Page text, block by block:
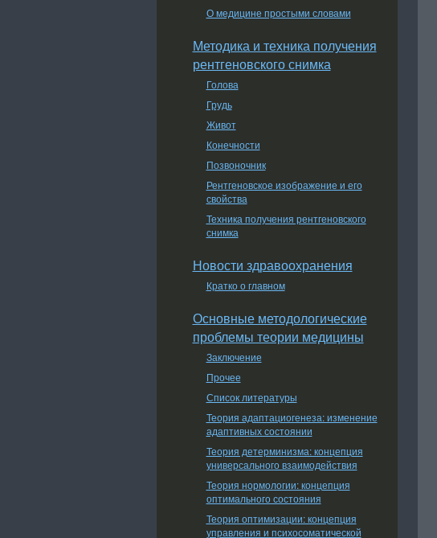
О медицине простыми словами
Методика и техника получения
рентгеновского снимка
Голова
Грудь
Живот
Конечности
Позвоночник
Рентгеновское изображение и его
свойства
Техника получения рентгеновского
снимка
Новости здравоохранения
Кратко о главном
Основные методологические
проблемы теории медицины
Заключение
Прочее
Список литературы
Теория адаптациогенеза: изменение
адаптивных состоянии
Теория детерминизма: концепция
универсального взаимодействия
Теория нормологии: концепция
оптимального состояния
Теория оптимизации: концепция
управления и психосоматической